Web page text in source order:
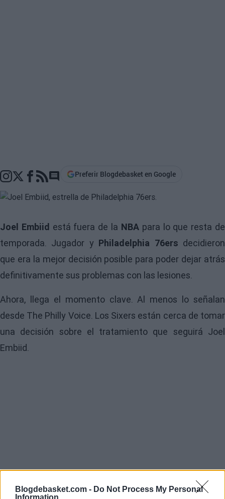
Blogdebasket.com - Do Not Process My Personal
Information
Go to comments section
Preferir Blogdebasket en Google
Joel Embiid está fuera de la NBA para lo que resta de
temporada. Jugador y Philadelphia 76ers decidieron
que era la mejor decisión posible para poder dejar atrás
definitivamente sus problemas con las lesiones.
Ahora, llega el momento clave. Al menos lo señalan
desde The Philly Voice. Los Sixers están cerca de tomar
una decisión sobre el tratamiento que seguirá Joel
Embiid.